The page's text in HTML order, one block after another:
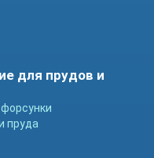
для прудов и
пруда